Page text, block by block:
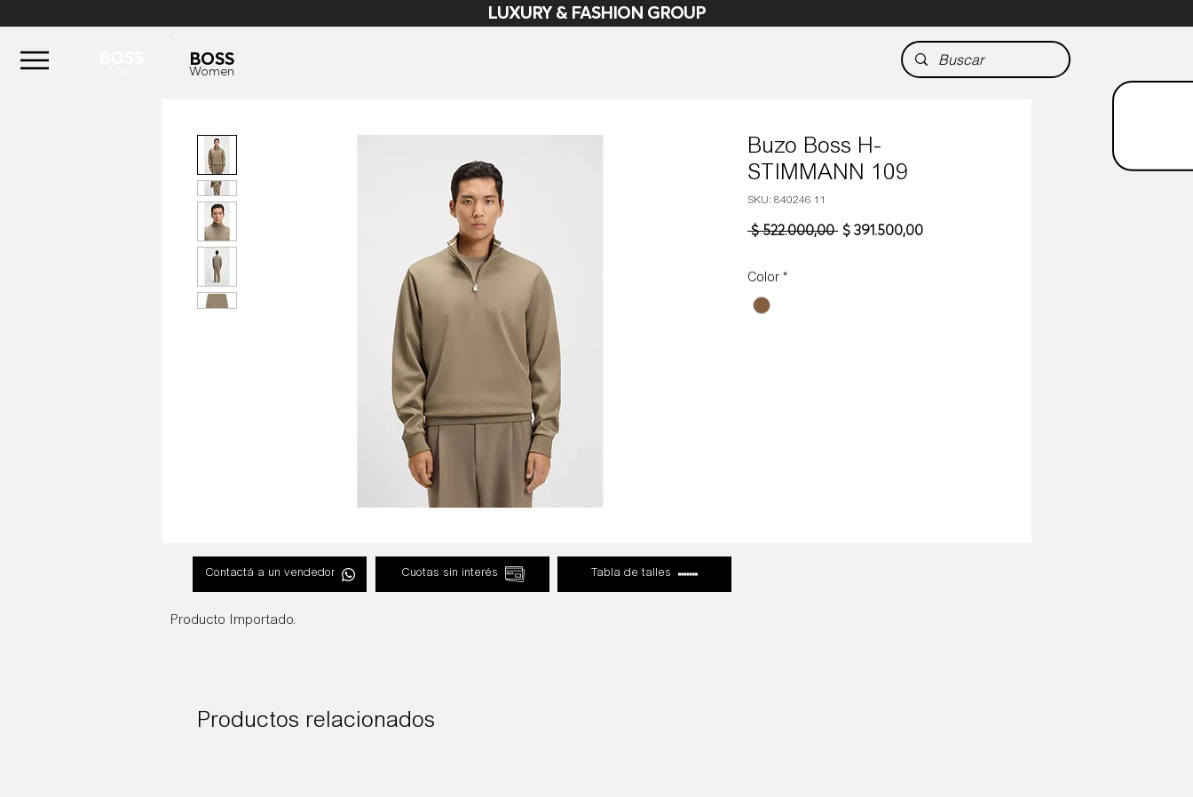
LUXURY & FASHION GROUP
BOSS
Women
Buzo Boss H-
STIMMANN 109
SKU: 840246 11
$ 522.000,00 Precio
$ 391.500,00Precio
Color *
Contactá a un vendedor Cuotas sin interés Tabla de talles
Producto Importado.
Productos relacionados